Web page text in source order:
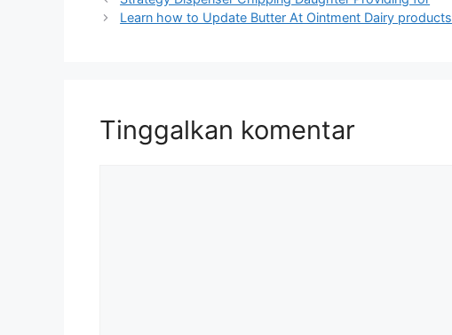
Learn how to Update Butter At Ointment Dairy products
Tinggalkan komentar